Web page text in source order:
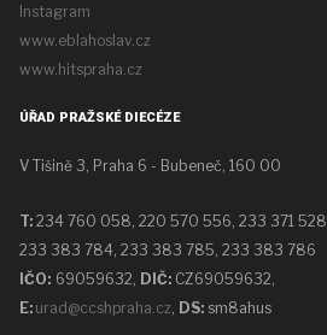
Instagram
www.eblahoslav.cz
www.hitspraha.cz
ÚŘAD PRAŽSKÉ DIECÉZE
V Tišině 3, Praha 6 - Bubeneč, 160 00
T: 234 760 058, 220 570 556, 233 371 528,
233 383 784, 233 383 785, 233 383 786
IČO: 69059632, DIČ: CZ69059632
E: urad@ccshpraha.cz DS: sm8ahus